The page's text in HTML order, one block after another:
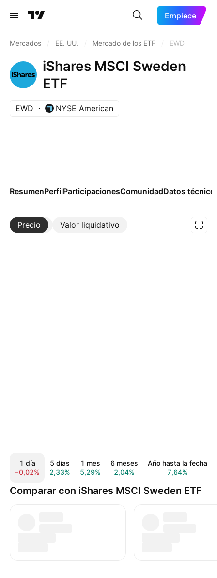
Empiece
Mercados EE. UU. Mercado de los ETF EWD
iShares MSCI Sweden
ETF
EWD NYSE American
ResumenPerfilParticipacionesComunidadDatos
Precio Valor liquidativo
Más
1 día
−0,02%
5 días
2,33%
1 mes
5,29%
6 meses
2,04%
Año hasta la fecha
7,64%
Comparar con iShares MSCI Sweden ETF